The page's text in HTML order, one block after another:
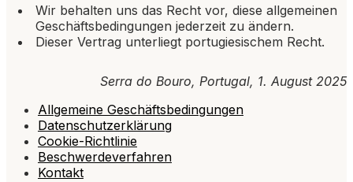
Wir behalten uns das Recht vor, diese allgemeinen
Geschäftsbedingungen jederzeit zu ändern.
Dieser Vertrag unterliegt portugiesischem Recht.
Serra do Bouro, Portugal, 1. August 2025
Allgemeine Geschäftsbedingungen
Datenschutzerklärung
Cookie-Richtlinie
Beschwerdeverfahren
Kontakt